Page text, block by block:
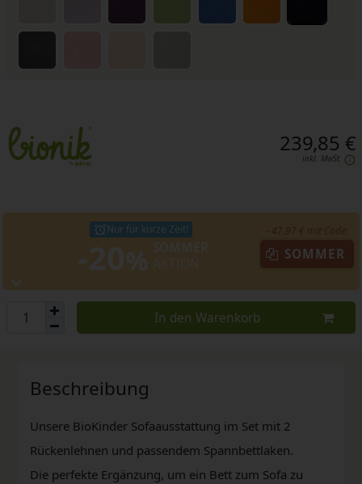
239,85 €
inkl. MwSt.
Nur für kurze Zeit!
SOMMER
In den Warenkorb
Beschreibung
Unsere BioKinder Sofaausstattung im Set mit 2
Rückenlehnen und passendem Spannbettlaken.
Die perfekte Ergänzung, um ein Bett zum Sofa zu